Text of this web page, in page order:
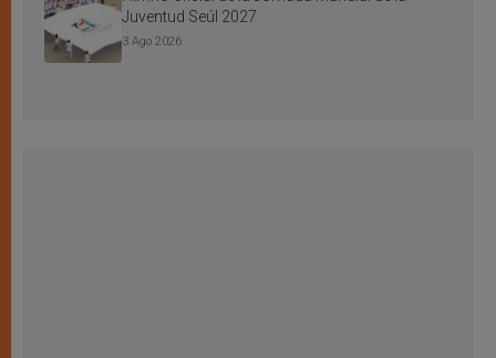
Juventud Seúl 2027
3 Ago 2026